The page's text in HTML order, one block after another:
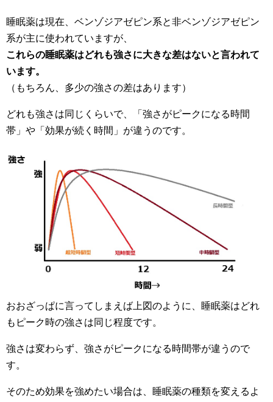
睡眠薬は現在、ベンゾジアゼピン系と非ベンゾジアゼピン
系が主に使われていますが、
これらの睡眠薬はどれも強さに大きな差はないと言われて
います。
（もちろん、多少の強さの差はあります）
どれも強さは同じくらいで、「強さがピークになる時間
帯」や「効果が続く時間」が違うのです。
おおざっぱに言ってしまえば上図のように、睡眠薬はどれ
もピーク時の強さは同じ程度です。
強さは変わらず、強さがピークになる時間帯が違うので
す。
そのため効果を強めたい場合は、睡眠薬の種類を変えるよ